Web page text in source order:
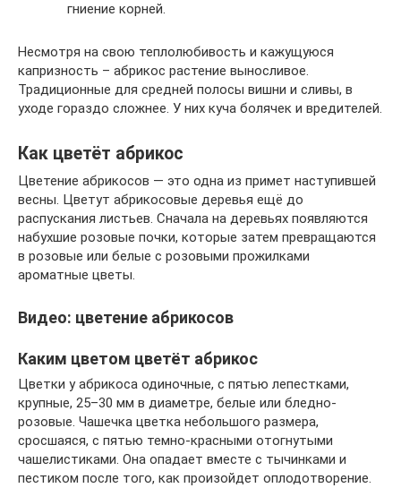
гниение корней.
Несмотря на свою теплолюбивость и кажущуюся
капризность – абрикос растение выносливое.
Традиционные для средней полосы вишни и сливы, в
уходе гораздо сложнее. У них куча болячек и вредителей.
Как цветёт абрикос
Цветение абрикосов — это одна из примет наступившей
весны. Цветут абрикосовые деревья ещё до
распускания листьев. Сначала на деревьях появляются
набухшие розовые почки, которые затем превращаются
в розовые или белые с розовыми прожилками
ароматные цветы.
Видео: цветение абрикосов
Каким цветом цветёт абрикос
Цветки у абрикоса одиночные, с пятью лепестками,
крупные, 25–30 мм в диаметре, белые или бледно-
розовые. Чашечка цветка небольшого размера,
сросшаяся, с пятью темно-красными отогнутыми
чашелистиками. Она опадает вместе с тычинками и
пестиком после того, как произойдет оплодотворение.